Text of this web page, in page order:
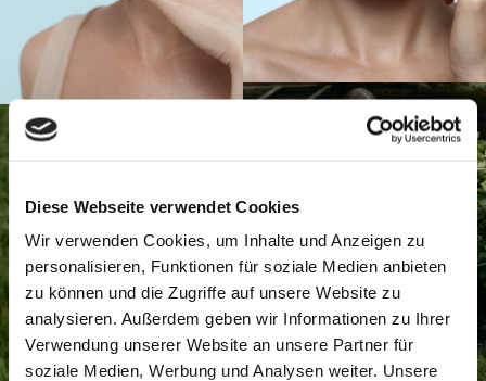
Diese Webseite verwendet Cookies
Wir verwenden Cookies, um Inhalte und Anzeigen zu
personalisieren, Funktionen für soziale Medien anbieten
zu können und die Zugriffe auf unsere Website zu
analysieren. Außerdem geben wir Informationen zu Ihrer
Verwendung unserer Website an unsere Partner für
soziale Medien, Werbung und Analysen weiter. Unsere